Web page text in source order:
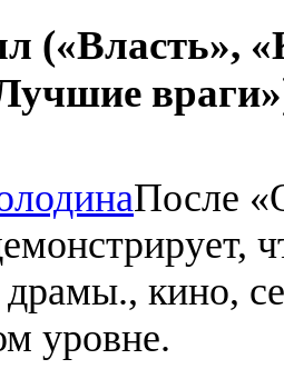
(«Власть»,
После
кино,
уровне.